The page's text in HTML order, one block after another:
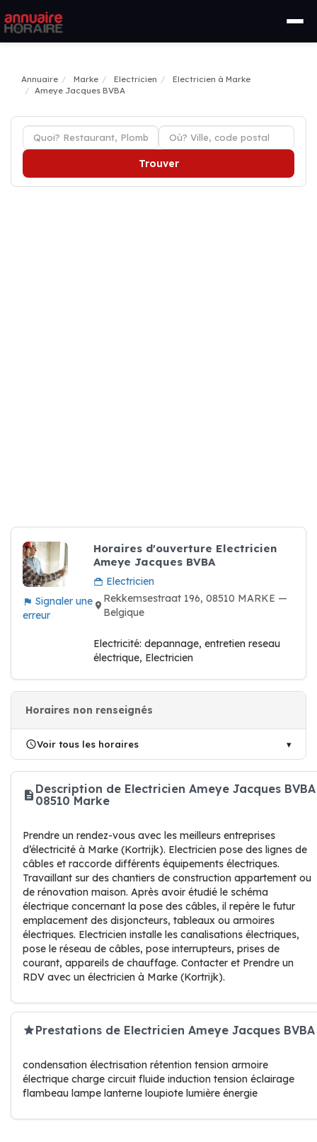
Annuaire Marke Electricien
Electricien à Marke
Ameye Jacques BVBA
Trouver
Signaler une
erreur
Horaires d'ouverture Electricien
Ameye Jacques BVBA
Electricien
Rekkemsestraat 196, 08510 MARKE —
Belgique
Electricité: depannage, entretien reseau
électrique, Electricien
Horaires non renseignés
Voir tous les horaires
Description de Electricien Ameye Jacques BVBA
08510 Marke
Prendre un rendez-vous avec les meilleurs entreprises
d’électricité à Marke (Kortrijk). Electricien pose des lignes de
câbles et raccorde différents équipements électriques.
Travaillant sur des chantiers de construction appartement ou
de rénovation maison. Après avoir étudié le schéma
électrique concernant la pose des câbles, il repère le futur
emplacement des disjoncteurs, tableaux ou armoires
électriques. Electricien installe les canalisations électriques,
pose le réseau de câbles, pose interrupteurs, prises de
courant, appareils de chauffage. Contacter et Prendre un
RDV avec un électricien à Marke (Kortrijk).
Prestations de Electricien Ameye Jacques BVBA
condensation électrisation rétention tension armoire
électrique charge circuit fluide induction tension éclairage
flambeau lampe lanterne loupiote lumière énergie